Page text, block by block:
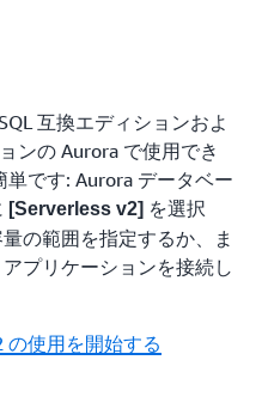
需要に基づいて自動的
する必要がなくなりま
スやマルチ AZ 配置な
高速リカバリを実現で
ングと応答を含め、各
v2 を使用すると、
ョニングされた容量の
個々の顧客ごとに
ーをプロビジョニン
使用されていないとき
てコストを節約し、変
に合わせてデータベー
。
めに、データベースを
すぎたりして、コスト
れたりします。Aurora
お客様はデータベース
スに分割し、サービス
つ自動的に調整できる
や中断なしに各ノード
、アプリケーションの
使用します。
互換エディションおよ
ンの Aurora で使用でき
です: Aurora データベー
[Serverless v2] を選択
の範囲を指定するか、ま
プリケーションを接続し
の使用を開始する